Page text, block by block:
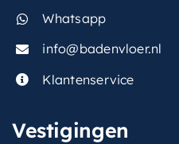
Whatsapp
info@badenvloer.nl
Klantenservice
Vestigingen